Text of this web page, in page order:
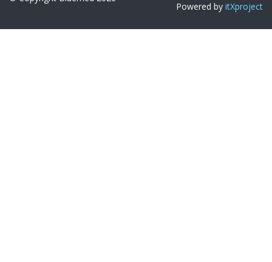
Powered by itXproject